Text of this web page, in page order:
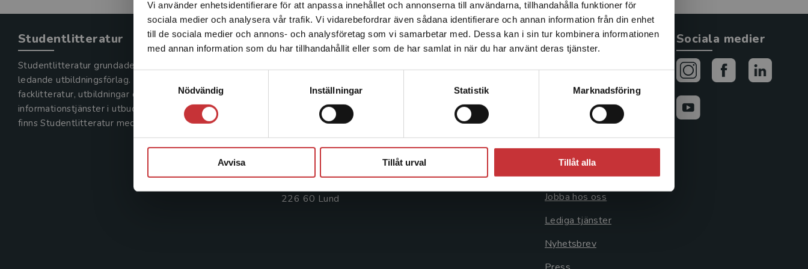
Vi använder enhetsidentifierare för att anpassa innehållet och annonserna till användarna, tillhandahålla funktioner för
sociala medier och analysera vår trafik. Vi vidarebefordrar även sådana identifierare och annan information från din enhet
till de sociala medier och annons- och analysföretag som vi samarbetar med. Dessa kan i sin tur kombinera informationen
med annan information som du har tillhandahållit eller som de har samlat in när du har använt deras tjänster.
Nödvändig
Inställningar Statistik Marknadsföring
Avvisa Tillåt urval Tillåt alla
Det verkar som att du besöker studentlitteratur.se via en
enhet utanför Sverige. Vi erbjuder inte leveranser utanför
Sverige. För att kunna slutföra ett köp måste
leveransadressen vara i Sverige.Läs mer
Studentlitteratur
Studentlitteratur grundades 1963 och är idag Sveriges
ledande utbildningsförlag. Med läromedel, kurslitteratur,
facklitteratur, utbildningar och digitala
informationstjänster i utbudet,
finns Studentlitteratur med längs hela kunskapsresan.
Kontakta oss
046-31 20 00
Postadress:
221 00 Lund
Kundservice
046-31 21 00
Frågor och svar
Köpvillkor
Systemkrav
Allmänna länkar
Avtal och rättigheter
Cookieinställningar
GDPR och
personuppgifter
Jobba hos oss
Lediga tjänster
Nyhetsbrev
Sociala medier